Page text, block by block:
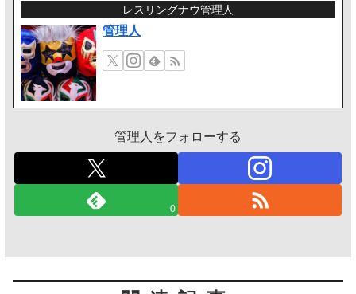
レスリングナウ管理人
管理人
管理人をフォローする
0